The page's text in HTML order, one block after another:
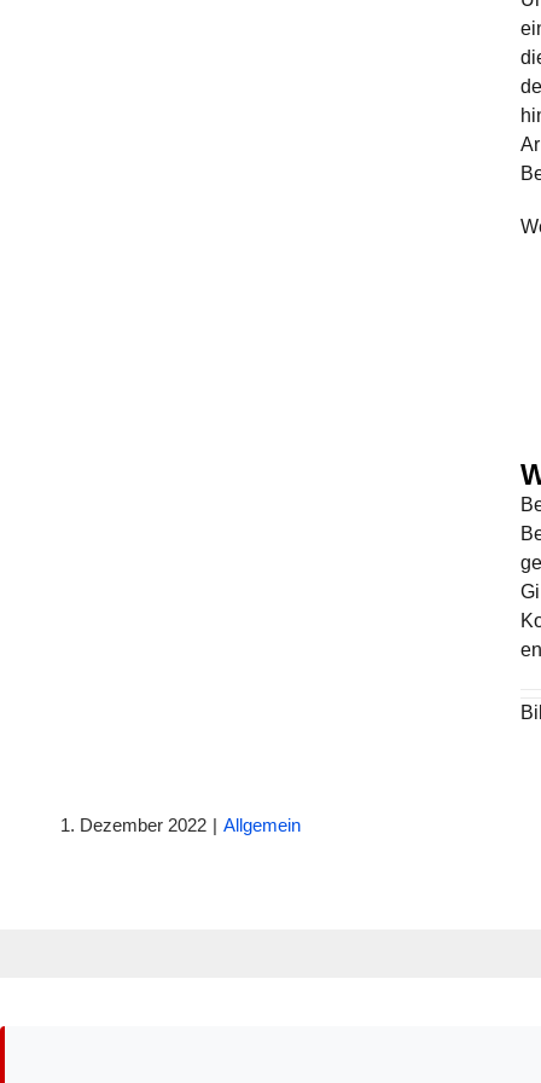
1. Dezember 2022 | Allgemein